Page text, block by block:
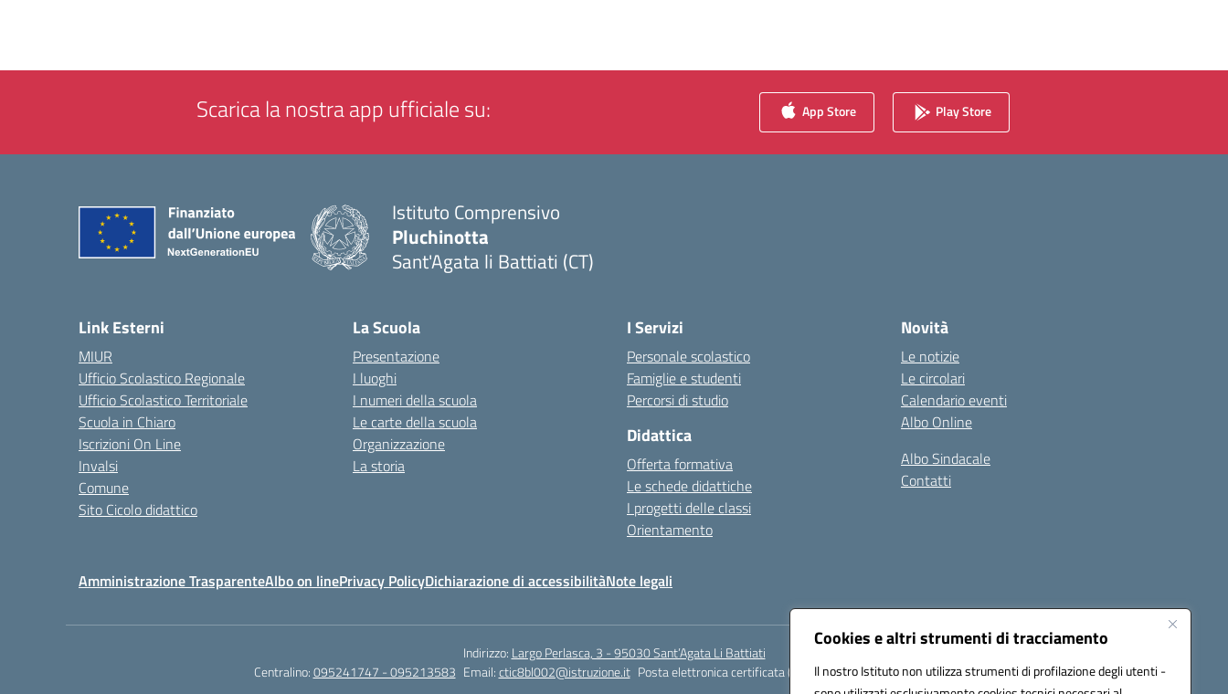
Cookies e altri strumenti di tracciamento
Il nostro Istituto non utilizza strumenti di profilazione degli utenti -
Scarica la nostra app ufficiale su: App Store Play Store
Istituto Comprensivo
Pluchinotta
Sant'Agata li Battiati (CT)
Link Esterni
MIUR
Ufficio Scolastico Regionale
Ufficio Scolastico Territoriale
Scuola in Chiaro
Iscrizioni On Line
Invalsi
Comune
Sito Cicolo didattico
La Scuola
Presentazione
I luoghi
I numeri della scuola
Le carte della scuola
Organizzazione
La storia
I Servizi
Personale scolastico
Famiglie e studenti
Percorsi di studio
Didattica
Offerta formativa
Le schede didattiche
I progetti delle classi
Orientamento
Novità
Le notizie
Le circolari
Calendario eventi
Albo Online
Albo Sindacale
Contatti
Amministrazione TrasparenteAlbo on linePrivacy PolicyDichiarazione di accessibilitàNote legali
Indirizzo: Largo Perlasca, 3 - 95030 Sant’Agata Li Battiati
Centralino:095241747 - 095213583 Email:ctic8bl002@istruzione.it Posta elettronica certificata (PEC):ctic8bl002@pec.istruzione.it